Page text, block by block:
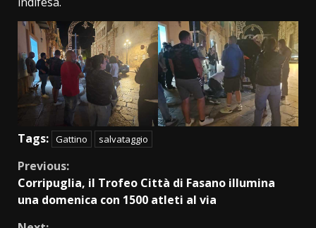
Tags: Gattino salvataggio
Continue
Reading
Previous:
Corripuglia, il Trofeo Città di Fasano illumina
una domenica con 1500 atleti al via